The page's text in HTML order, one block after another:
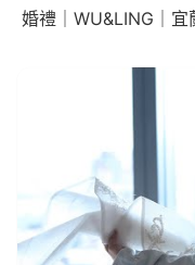
婚禮｜WU&LING｜